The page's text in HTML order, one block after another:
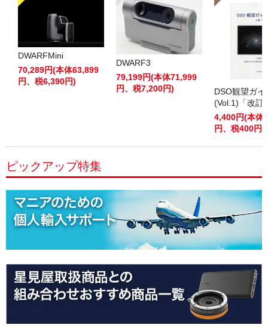
DWARFMini
70,289円(本体63,899
円、税6,390円)
DWARF3
79,199円(本体71,999
円、税7,200円)
DSO観望ガ
(Vol.1)「改訂
4,400円(本体
円、税400円)
ピックアップ特集